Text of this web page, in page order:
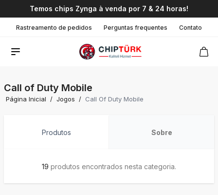
Temos chips Zynga à venda por 7 & 24 horas!
Rastreamento de pedidos Perguntas frequentes Contato
Call of Duty Mobile
Página Inicial / Jogos / Call Of Duty Mobile
Produtos Sobre
19 produtos encontrados nesta categoria.